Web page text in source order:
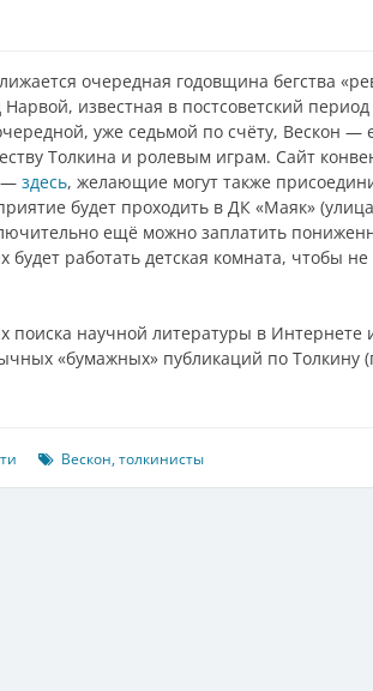
очередная годовщина бегства
известная в постсоветский
уже седьмой по счёту, Вескон —
Толкина и ролевым играм. Сайт
— здесь, желающие могут также
будет проходить в ДК «Маяк»
ещё можно заплатить
работать детская комната, чтобы
поиска научной литературы в
«бумажных» публикаций по Толкину
Вескон,толкинисты